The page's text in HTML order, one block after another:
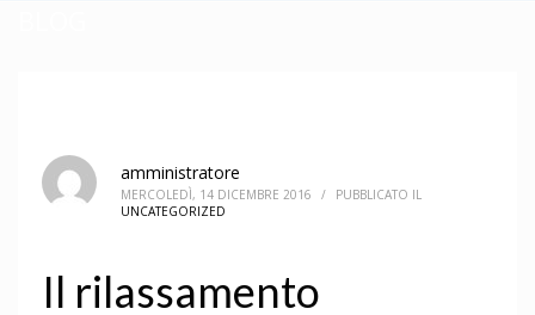
amministratore
MERCOLEDÌ, 14 DICEMBRE 2016 /
PUBBLICATO IL
UNCATEGORIZED
Il rilassamento